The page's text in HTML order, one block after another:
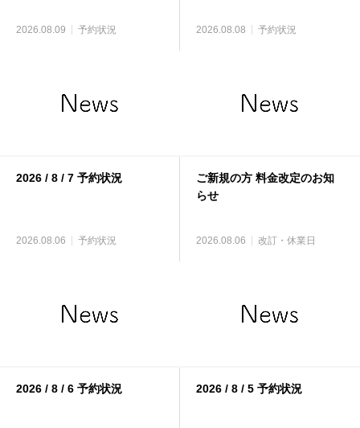
2026.08.09 予約状況 2026.08.08 予約状況
2026 / 8 / 7 予約状況
2026.08.06 予約状況
ご新規の方 料金改定のお知
らせ
2026.08.06 改訂・休業日
2026 / 8 / 6 予約状況 2026 / 8 / 5 予約状況